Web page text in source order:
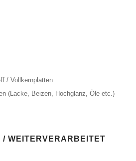
/ Vollkernplatten
(Lacke, Beizen, Hochglanz, Öle etc.)
/ WEITERVERARBEITET